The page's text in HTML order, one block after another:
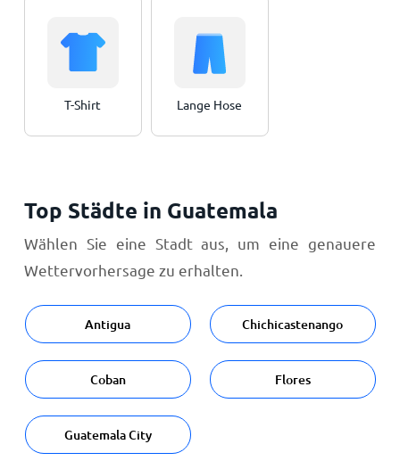
T-Shirt Lange Hose
Top Städte in Guatemala
Wählen Sie eine Stadt aus, um eine genauere
Wettervorhersage zu erhalten.
Antigua Chichicastenango
Coban Flores
Guatemala City